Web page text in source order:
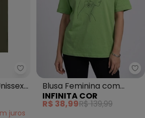
Rovitex - Camiseta Básica
juros
Blusa Feminina com
Estampa Localizada
(Verde)
INFINITA COR
R$ 38,99R$ 139,99